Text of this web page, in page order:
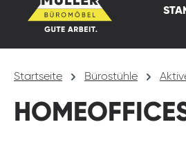
Startseite Bürostühle